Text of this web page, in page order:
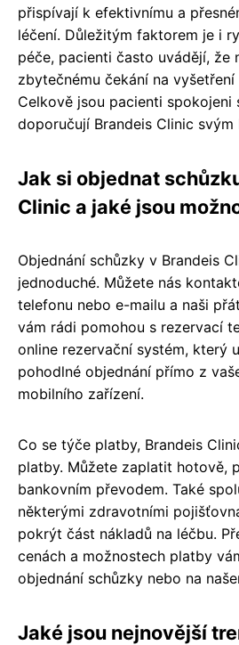
přispívají k efektivnímu a
léčení. Důležitým faktorem je i
péče, pacienti často uvádějí, že
zbytečnému čekání na
Celkově jsou pacienti spokojeni
doporučují Brandeis Clinic svým
Jak si objednat
Clinic a jaké jsou
Objednání schůzky v Brandeis
jednoduché. Můžete nás
telefonu nebo e-mailu a naši
vám rádi pomohou s rezervací
online rezervační systém, který
pohodlné objednání přímo z
mobilního zařízení.
Co se týče platby, Brandeis
platby. Můžete zaplatit hotově,
bankovním převodem. Také
některými zdravotními
pokrýt část nákladů na léčbu.
cenách a možnostech platby
objednání schůzky nebo na
Jaké jsou nejnovější